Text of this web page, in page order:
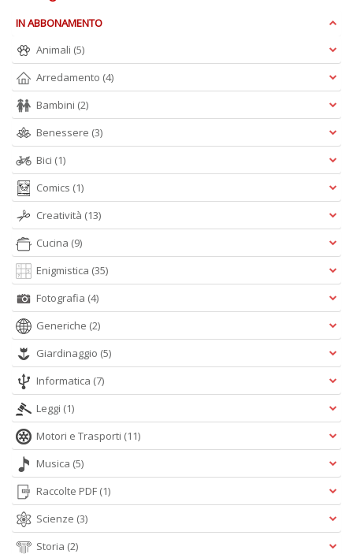
IN ABBONAMENTO
Animali (5)
Arredamento (4)
Bambini (2)
Benessere (3)
Bici (1)
Comics (1)
Creatività (13)
Cucina (9)
Enigmistica (35)
Fotografia (4)
Generiche (2)
Giardinaggio (5)
Informatica (7)
Leggi (1)
Motori e Trasporti (11)
Musica (5)
Raccolte PDF (1)
Scienze (3)
Storia (2)